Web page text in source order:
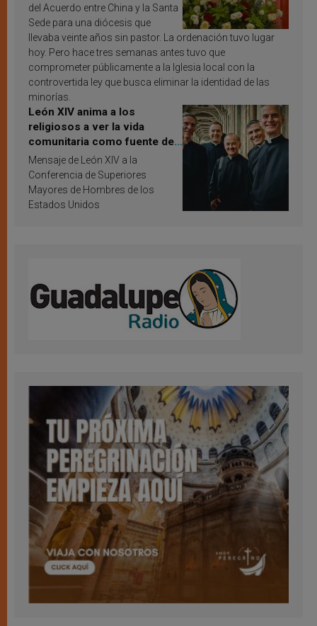
del Acuerdo entre China y la Santa
Sede para una diócesis que
llevaba veinte años sin pastor. La ordenación tuvo lugar
hoy. Pero hace tres semanas antes tuvo que
comprometer públicamente a la Iglesia local con la
controvertida ley que busca eliminar la identidad de las
minorías.
León XIV anima a los
religiosos a ver la vida
comunitaria como fuente de
inspiración y santificación
Mensaje de León XIV a la
Conferencia de Superiores
Mayores de Hombres de los
Estados Unidos